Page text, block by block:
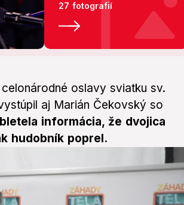
27 fotografií
oslavy sviatku sv.
aj Marián Čekovský so
informácia, že dvojica
hudobník poprel.